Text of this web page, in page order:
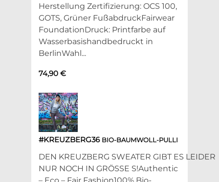
Herstellung Zertifizierung: OCS 100,
GOTS, Grüner FußabdruckFairwear
FoundationDruck: Printfarbe auf
Wasserbasishandbedruckt in
BerlinWahl...
74,90 €
#KREUZBERG36 BIO-BAUMWOLL-PULLI
DEN KREUZBERG SWEATER GIBT ES LEIDER
NUR NOCH IN GRÖSSE S!Authentic